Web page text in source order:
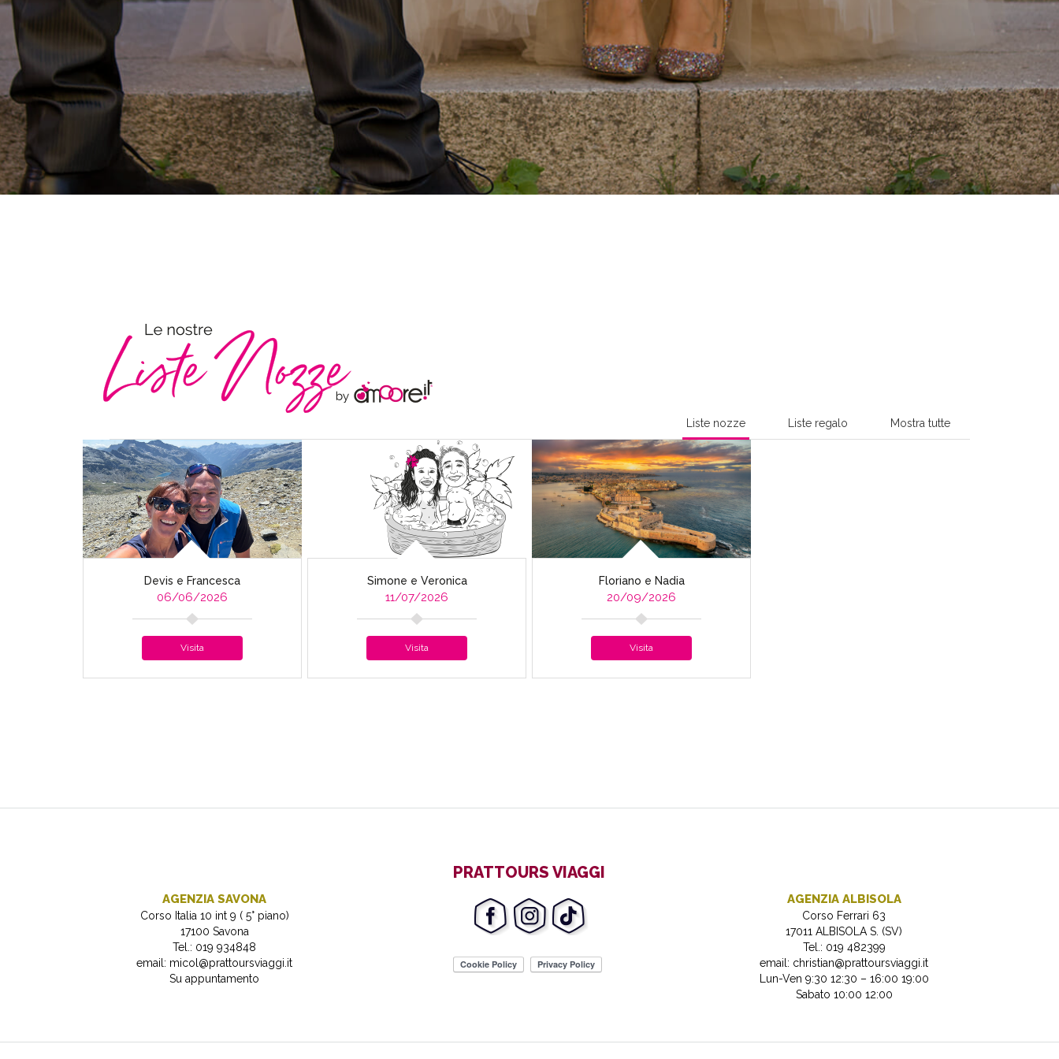
Liste nozze Liste regalo Mostra tutte
Devis e Francesca
06/06/2026
Visita
Simone e Veronica
11/07/2026
Visita
Floriano e Nadia
20/09/2026
Visita
AGENZIA SAVONA
Corso Italia 10 int 9 ( 5° piano)
17100 Savona
Tel.: 019 934848
email: micol@prattoursviaggi.it
Su appuntamento
PRATTOURS VIAGGI
AGENZIA ALBISOLA
Corso Ferrari 63
17011 ALBISOLA S. (SV)
Tel.: 019 482399
email: christian@prattoursviaggi.it
Lun-Ven 9:30 12:30 – 16:00 19:00
Sabato 10:00 12:00